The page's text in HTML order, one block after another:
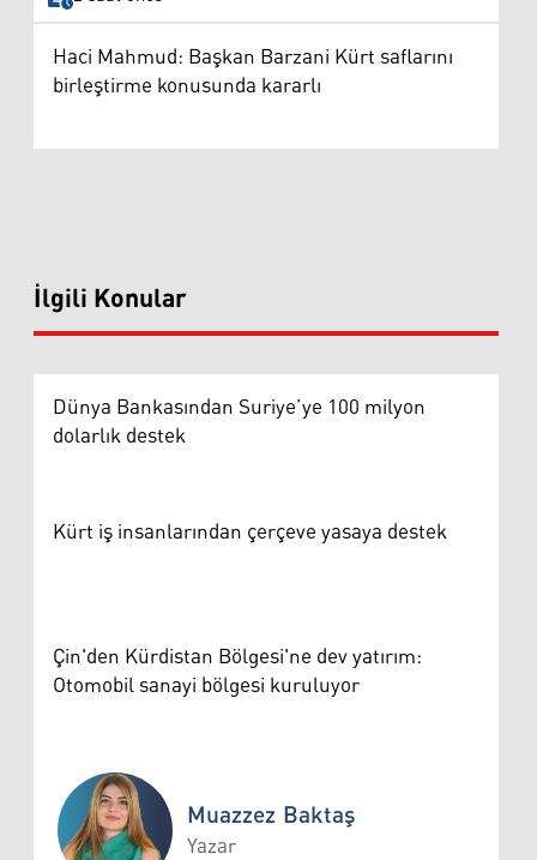
Haci Mahmud: Başkan Barzani Kürt saflarını
birleştirme konusunda kararlı
İlgili Konular
Dünya Bankasından Suriye’ye 100 milyon
dolarlık destek
Kürt iş insanlarından çerçeve yasaya destek
Çin'den Kürdistan Bölgesi'ne dev yatırım:
Otomobil sanayi bölgesi kuruluyor
Muazzez Baktaş
Yazar